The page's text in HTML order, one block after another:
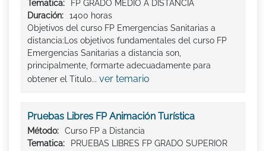
Tematica:
FP GRADO MEDIO A DISTANCIA
Duración:
1400 horas
Objetivos del curso FP Emergencias Sanitarias a
distancia:Los objetivos fundamentales del curso FP
Emergencias Sanitarias a distancia son,
principalmente, formarte adecuadamente para
obtener el Titulo... ver temario
Pruebas Libres FP Animación Turística
Método:
Curso FP a Distancia
Tematica:
PRUEBAS LIBRES FP GRADO SUPERIOR